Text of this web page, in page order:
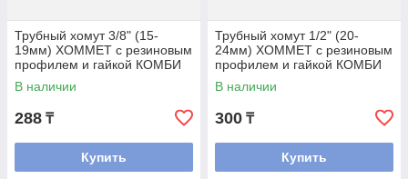
Трубный хомут 3/8" (15-
19мм) ХОММЕТ с резиновым
профилем и гайкой КОМБИ
М8/М10
В наличии
288 ₸
Купить
Трубный хомут 1/2" (20-
24мм) ХОММЕТ с резиновым
профилем и гайкой КОМБИ
М8/М10
В наличии
300 ₸
Купить